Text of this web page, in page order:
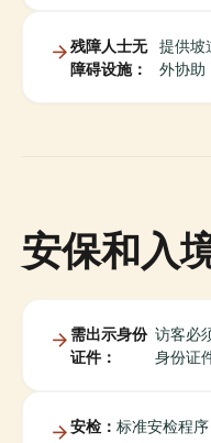
残障人士无
障碍设施：
提供坡
外协助
安保和入
需出示身份
证件：
访客必
身份证
安检： 标准安检程序